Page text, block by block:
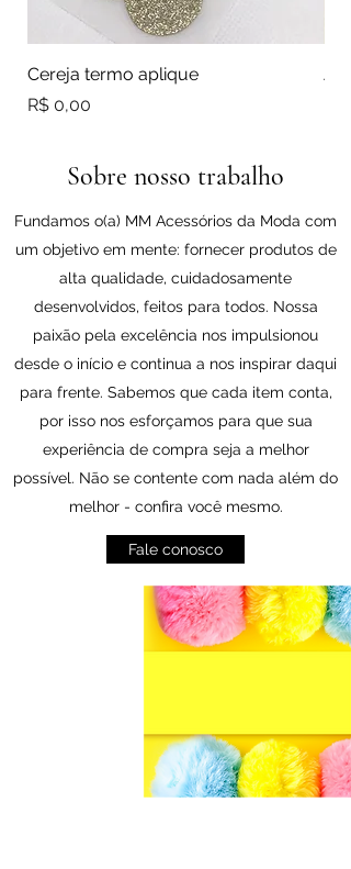
Cereja termo aplique
Preço
R$ 0,00
Sobre nosso trabalho
Fundamos o(a) MM Acessórios da Moda com
um objetivo em mente: fornecer produtos de
alta qualidade, cuidadosamente
desenvolvidos, feitos para todos. Nossa
paixão pela excelência nos impulsionou
desde o início e continua a nos inspirar daqui
para frente. Sabemos que cada item conta,
por isso nos esforçamos para que sua
experiência de compra seja a melhor
possível. Não se contente com nada além do
melhor - confira você mesmo.
Fale conosco